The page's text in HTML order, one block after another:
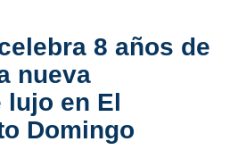
8 años de
nueva
lujo en El
Domingo